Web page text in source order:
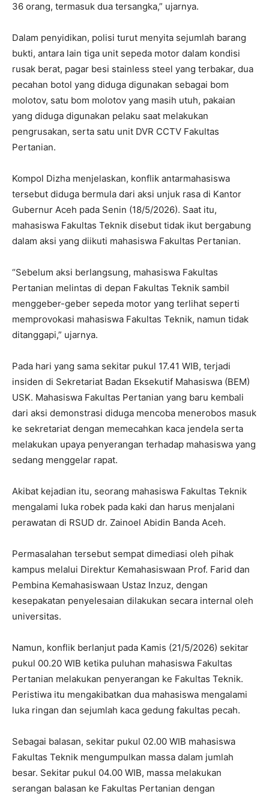
36 orang, termasuk dua tersangka,” ujarnya.
Dalam penyidikan, polisi turut menyita sejumlah barang
bukti, antara lain tiga unit sepeda motor dalam kondisi
rusak berat, pagar besi stainless steel yang terbakar, dua
pecahan botol yang diduga digunakan sebagai bom
molotov, satu bom molotov yang masih utuh, pakaian
yang diduga digunakan pelaku saat melakukan
pengrusakan, serta satu unit DVR CCTV Fakultas
Pertanian.
Kompol Dizha menjelaskan, konflik antarmahasiswa
tersebut diduga bermula dari aksi unjuk rasa di Kantor
Gubernur Aceh pada Senin (18/5/2026). Saat itu,
mahasiswa Fakultas Teknik disebut tidak ikut bergabung
dalam aksi yang diikuti mahasiswa Fakultas Pertanian.
“Sebelum aksi berlangsung, mahasiswa Fakultas
Pertanian melintas di depan Fakultas Teknik sambil
menggeber-geber sepeda motor yang terlihat seperti
memprovokasi mahasiswa Fakultas Teknik, namun tidak
ditanggapi,” ujarnya.
Pada hari yang sama sekitar pukul 17.41 WIB, terjadi
insiden di Sekretariat Badan Eksekutif Mahasiswa (BEM)
USK. Mahasiswa Fakultas Pertanian yang baru kembali
dari aksi demonstrasi diduga mencoba menerobos masuk
ke sekretariat dengan memecahkan kaca jendela serta
melakukan upaya penyerangan terhadap mahasiswa yang
sedang menggelar rapat.
Akibat kejadian itu, seorang mahasiswa Fakultas Teknik
mengalami luka robek pada kaki dan harus menjalani
perawatan di RSUD dr. Zainoel Abidin Banda Aceh.
Permasalahan tersebut sempat dimediasi oleh pihak
kampus melalui Direktur Kemahasiswaan Prof. Farid dan
Pembina Kemahasiswaan Ustaz Inzuz, dengan
kesepakatan penyelesaian dilakukan secara internal oleh
universitas.
Namun, konflik berlanjut pada Kamis (21/5/2026) sekitar
pukul 00.20 WIB ketika puluhan mahasiswa Fakultas
Pertanian melakukan penyerangan ke Fakultas Teknik.
Peristiwa itu mengakibatkan dua mahasiswa mengalami
luka ringan dan sejumlah kaca gedung fakultas pecah.
Sebagai balasan, sekitar pukul 02.00 WIB mahasiswa
Fakultas Teknik mengumpulkan massa dalam jumlah
besar. Sekitar pukul 04.00 WIB, massa melakukan
serangan balasan ke Fakultas Pertanian dengan